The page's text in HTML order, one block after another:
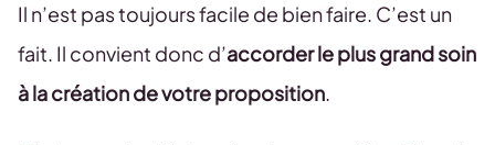
Il n’est pas toujours facile de bien faire. C’est un
fait. Il convient donc d’accorder le plus grand soin
à la création de votre proposition.